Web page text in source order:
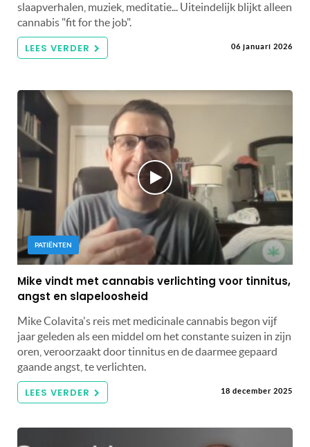
slaapverhalen, muziek, meditatie... Uiteindelijk blijkt alleen
cannabis "fit for the job".
LEES VERDER 06 januari 2026
PATIËNTEN
Mike vindt met cannabis verlichting voor tinnitus,
angst en slapeloosheid
Mike Colavita's reis met medicinale cannabis begon vijf
jaar geleden als een middel om het constante suizen in zijn
oren, veroorzaakt door tinnitus en de daarmee gepaard
gaande angst, te verlichten.
LEES VERDER 18 december 2025